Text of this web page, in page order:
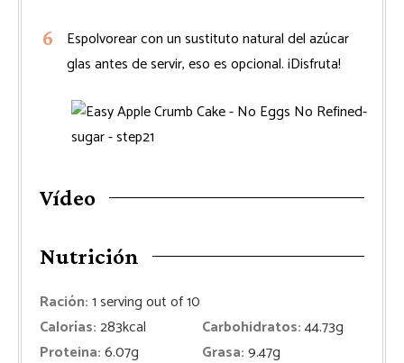
Espolvorear con un sustituto natural del azúcar
glas antes de servir, eso es opcional. ¡Disfruta!
Vídeo
Nutrición
Ración:1serving out of 10
Calorías:283kcal Carbohidratos:44.73g
Proteina:6.07g Grasa:9.47g